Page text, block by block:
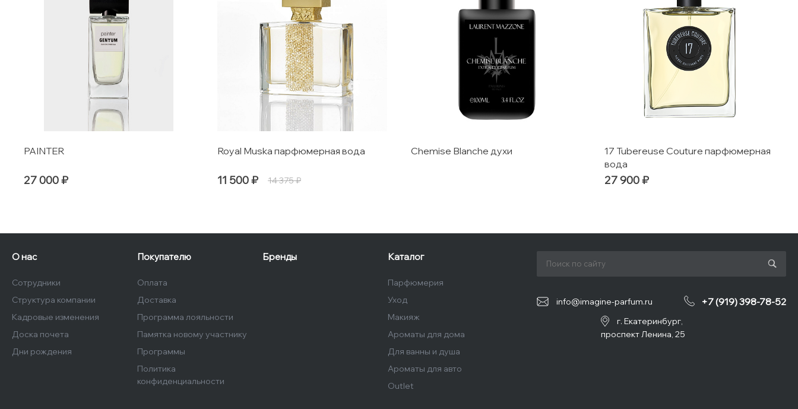
PAINTER
27 000 ₽
Royal Muska парфюмерная вода
11 500 ₽ 14 375 ₽
Chemise Blanche духи
17 Tubereuse Couture парфюмерная
вода
27 900 ₽
О нас
Сотрудники
Структура компании
Кадровые изменения
Доска почета
Дни рождения
Покупателю
Оплата
Доставка
Программа лояльности
Памятка новому участнику
Программы
Политика
конфиденциальности
Бренды Каталог
Парфюмерия
Уход
Макияж
Ароматы для дома
Для ванны и душа
Ароматы для авто
Outlet
info@imagine-parfum.ru +7 (919) 398-78-52
г. Екатеринбург,
проспект Ленина, 25